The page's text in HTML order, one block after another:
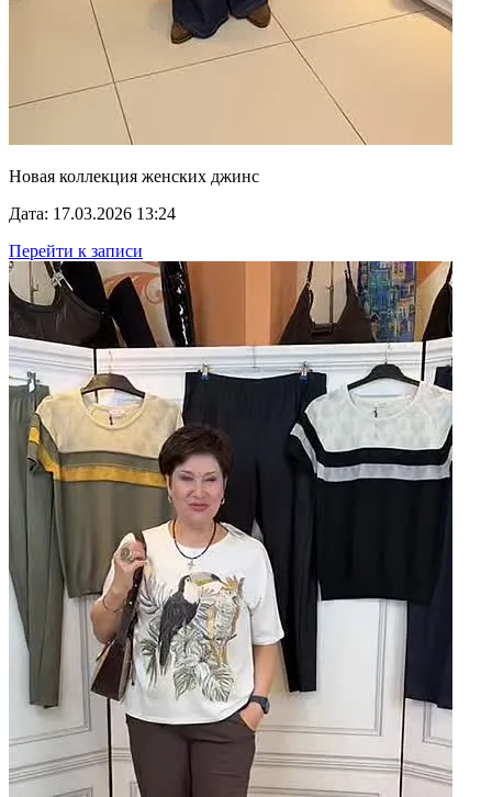
Новая коллекция женских джинс
Дата: 17.03.2026 13:24
Перейти к записи